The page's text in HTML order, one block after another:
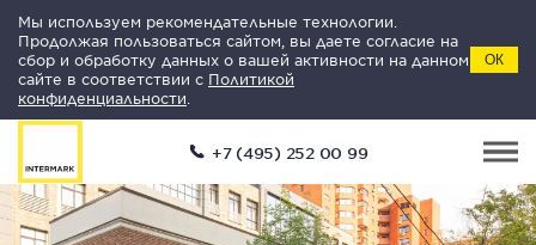
Мы используем рекомендательные технологии.
Продолжая пользоваться сайтом, вы даете согласие на
сбор и обработку данных о вашей активности на данном
сайте в соответствии с Политикой
конфиденциальности
ОК
+7 (495) 252 00 99